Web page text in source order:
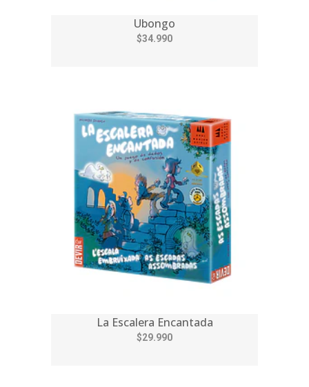
Ubongo
$34.990
La Escalera Encantada
$29.990